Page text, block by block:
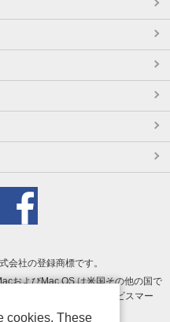
会社の登録商標です。
およびMac OS は米国その他の国で
Store は Apple Inc. のサービスマー
cookies. These